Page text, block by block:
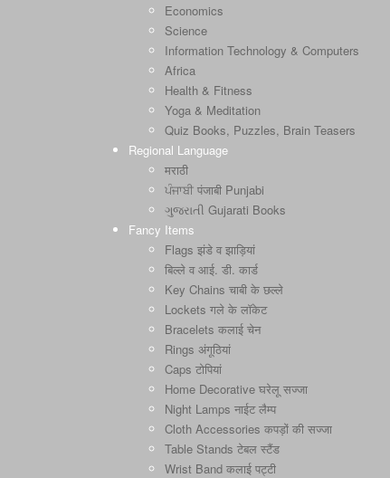
Economics
Science
Information Technology & Computers
Africa
Health & Fitness
Yoga & Meditation
Quiz Books, Puzzles, Brain Teasers
Regional Language
मराठी
ਪੰਜਾਬੀ पंजाबी Punjabi
ગુજરાતી Gujarati Books
Fancy Items
Flags झंडे व झाड़ियां
बिल्ले व आई. डी. कार्ड
Key Chains चाबी के छल्ले
Lockets गले के लॉकेट
Bracelets कलाई चेन
Rings अंगूठियां
Caps टोपियां
Home Decorative घरेलू सज्जा
Night Lamps नाईट लैम्प
Cloth Accessories कपड़ों की सज्जा
Table Stands टेबल स्टैंड
Wrist Band कलाई पट्टी